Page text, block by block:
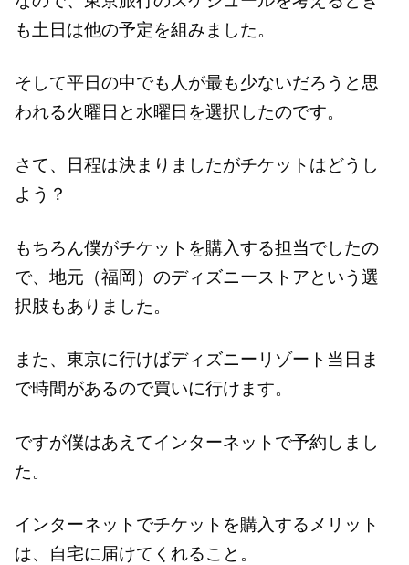
も土日は他の予定を組みました。
そして平日の中でも人が最も少ないだろうと思
われる火曜日と水曜日を選択したのです。
さて、日程は決まりましたがチケットはどうし
よう？
もちろん僕がチケットを購入する担当でしたの
で、地元（福岡）のディズニーストアという選
択肢もありました。
また、東京に行けばディズニーリゾート当日ま
で時間があるので買いに行けます。
ですが僕はあえてインターネットで予約しまし
た。
インターネットでチケットを購入するメリット
は、自宅に届けてくれること。